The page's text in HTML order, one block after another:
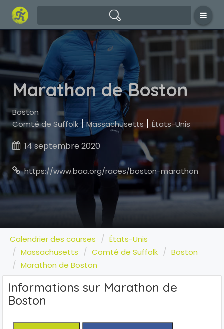
Marathon de Boston
Boston
Comté de Suffolk|Massachusetts | États-Unis
14 septembre 2020
https://www.baa.org/races/boston-marathon
Calendrier des courses
États-Unis
Massachusetts
Comté de Suffolk
Boston
Marathon de Boston
Informations sur Marathon de
Boston